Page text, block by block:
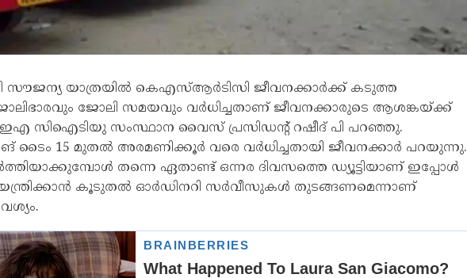
സൗജന്യ യാത്രയില്‍ കെഎസ്ആര്‍ടിസി ജീവനക്കാര്‍ക്ക് കടുത്ത
ജോലി സമയവും വര്‍ധിച്ചതാണ് ജീവനക്കാരുടെ ആശങ്കയ്ക്ക്
സിഐടിയു സംസ്ഥാന വൈസ് പ്രസിഡന്റ് റഷീദ് പി പറഞ്ഞു.
ടൈം 15 മുതല്‍ അരമണിക്കൂര്‍ വരെ വര്‍ധിച്ചതായി ജീവനക്കാര്‍ പറയുന്നു.
തന്നെ ഏതാണ്ട് ഒന്നര ദിവസത്തെ ഡ്യൂട്ടിയാണ് ഇപ്പോള്‍
കൂടുതല്‍ ഓര്‍ഡിനറി സര്‍വീസുകള്‍ തുടങ്ങണമെന്നാണ്